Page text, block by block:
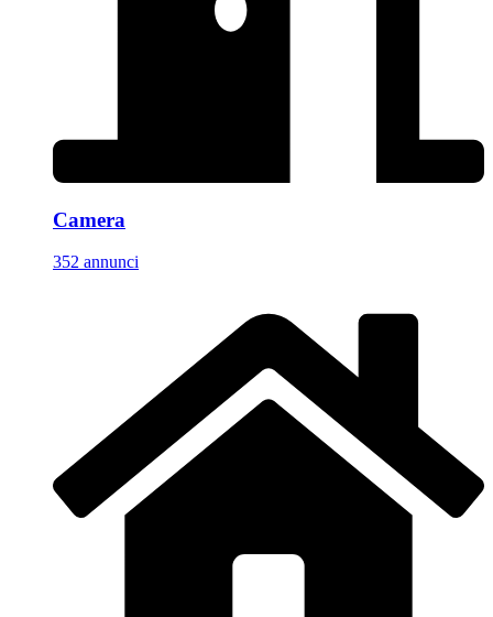
Camera
352 annunci